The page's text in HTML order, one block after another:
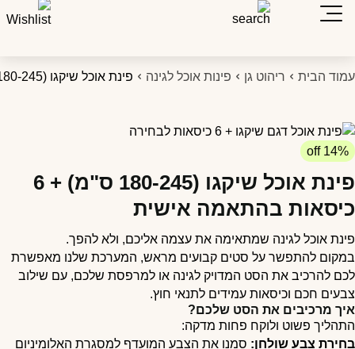
הבית ריהוט גן פינות אוכל לגינה פינת אוכל שיקגו (180-245 ס"מ) + 6 כיסאות בהתאמה אישית
14% off
פינת אוכל שיקגו (180-245 ס"מ) + 6
בהתאמה אישית
אוכל לגינה שמתאימה את עצמה אליכם, ולא להפך.
להתפשר על סטים קבועים מראש, המערכת שלנו מאפשרת
להרכיב את הסט המדויק לגינה או למרפסת שלכם, עם שילוב
חכם וכיסאות עמידים לתנאי חוץ.
מרכיבים את הסט שלכם?
פשוט ולוקח פחות מדקה:
צבע שולחן:סמנו את הצבע המועדף למסגרת האלומיניום